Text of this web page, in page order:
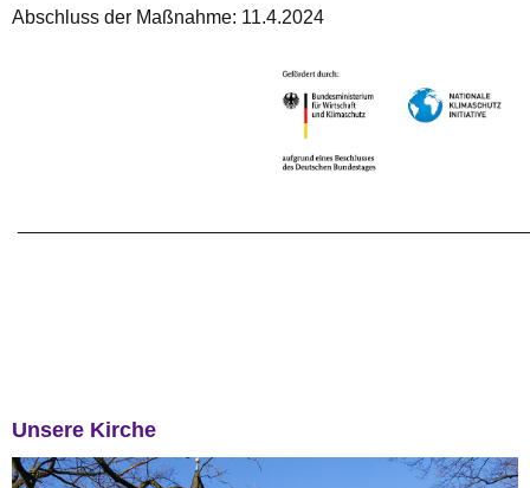
Abschluss der Maßnahme: 11.4.2024
Unsere Kirche